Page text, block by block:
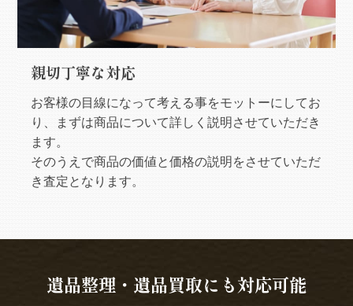
親切丁寧な対応
お客様の目線になって考える事をモットーにしてお
り、まずは商品について詳しく説明させていただき
ます。
そのうえで商品の価値と価格の説明をさせていただ
き査定となります。
遺品整理・遺品買取にも対応可能